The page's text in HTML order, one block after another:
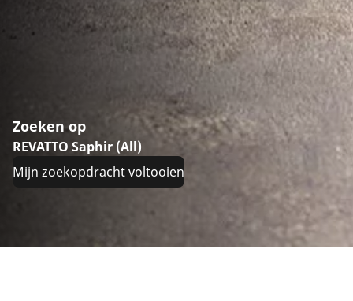
Zoeken op
REVATTO Saphir (All)
Mijn zoekopdracht voltooien